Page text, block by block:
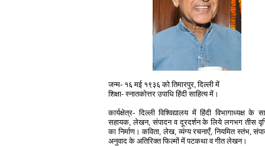
जन्म- १६ मई १९३६ को तिमारपुर, दिल्ली में
शिक्षा- स्नातकोत्तर उपाधि हिंदी साहित्य में।
कार्यक्षेत्र- दिल्ली विश्विद्यालय में हिंदी विभागाध्यक्ष के
सहायक, लेखन, संपादन व दूरदर्शन के लिये लगभग तीस
का निर्माण। कविता, लेख, व्यंग्य रचनाएँ, नियमित स्तंभ,
अनुवाद के अतिरिक्त फिल्मों में पटकथा व गीत लेखन।